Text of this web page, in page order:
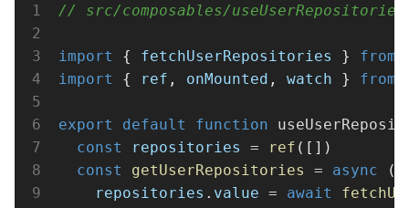
// src/composables/
import { fetchUserRepositories } from
import
{ ref , onMounted , watch } from
export default function
const
repositories = ref ([])
const
getUserRepositories = async
repositories . value = await